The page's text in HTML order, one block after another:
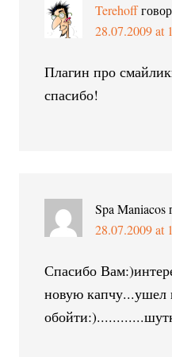
Terehoff
28.07.2009 at
Плагин про
спасибо!
Spa Maniacos
28.07.2009 at
Спасибо
новую капчу...ушел